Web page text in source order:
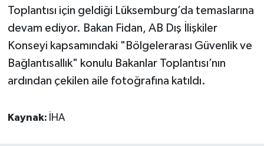
Toplantısı için geldiği Lüksemburg’da temaslarına
devam ediyor. Bakan Fidan, AB Dış İlişkiler
Konseyi kapsamındaki "Bölgelerarası Güvenlik ve
Bağlantısallık" konulu Bakanlar Toplantısı’nın
ardından çekilen aile fotoğrafına katıldı.
Kaynak: İHA